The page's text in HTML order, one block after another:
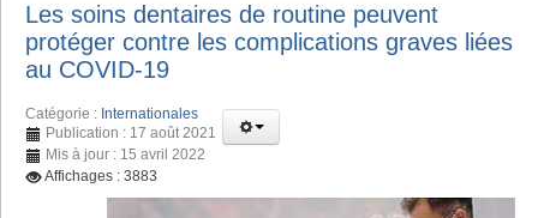
Les soins dentaires de routine peuvent
protéger contre les complications graves liées
au COVID-19
Catégorie : Internationales
Publication : 17 août 2021
Mis à jour : 15 avril 2022
Affichages : 3883